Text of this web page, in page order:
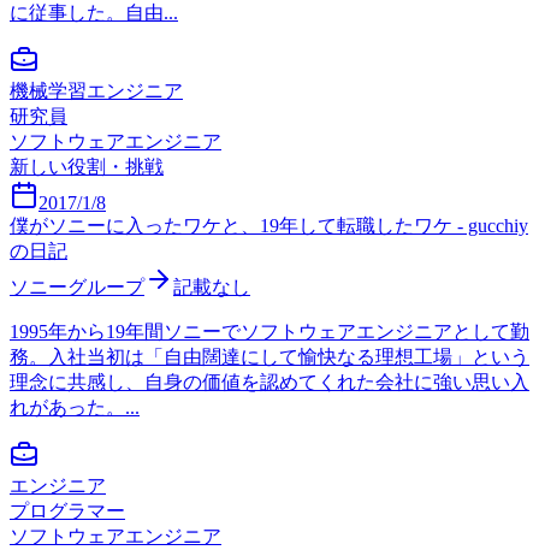
に従事した。自由...
機械学習エンジニア
研究員
ソフトウェアエンジニア
新しい役割・挑戦
2017/1/8
僕がソニーに入ったワケと、19年して転職したワケ - gucchiy
の日記
ソニーグループ
記載なし
1995年から19年間ソニーでソフトウェアエンジニアとして勤
務。入社当初は「自由闊達にして愉快なる理想工場」という
理念に共感し、自身の価値を認めてくれた会社に強い思い入
れがあった。...
エンジニア
プログラマー
ソフトウェアエンジニア